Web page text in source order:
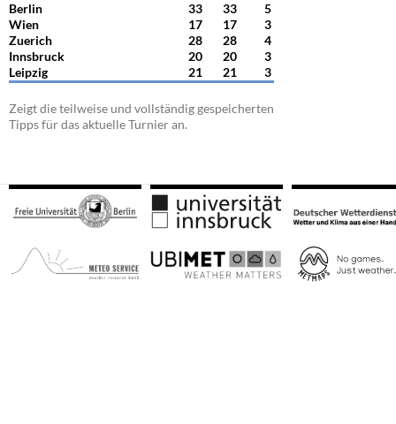
Berlin
33 33
5
Wien
17 17
3
Zuerich
28 28
4
Innsbruck
20 20
3
Leipzig
21 21 3
Zeigt die teilweise und vollständig gespeicherten
Tipps für das aktuelle Turnier an.